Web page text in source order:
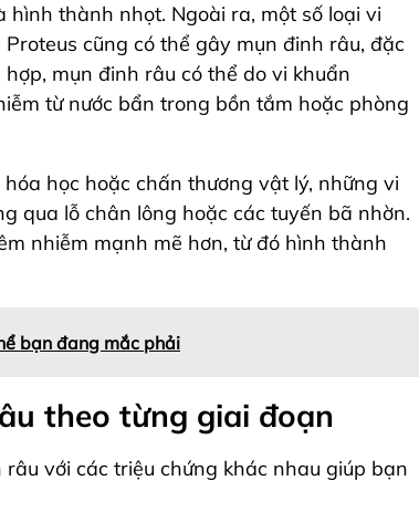
thành nhọt. Ngoài ra, một số loại vi
cũng có thể gây mụn đinh râu, đặc
mụn đinh râu có thể do vi khuẩn
từ nước bẩn trong bồn tắm hoặc phòng
học hoặc chấn thương vật lý, những vi
qua lỗ chân lông hoặc các tuyến bã nhờn.
nhiễm mạnh mẽ hơn, từ đó hình thành
bạn đang mắc phải
theo từng giai đoạn
với các triệu chứng khác nhau giúp bạn